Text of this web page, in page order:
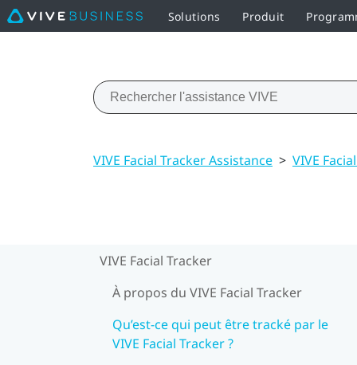
Solutions Produit
VIVE Facial Tracker Assistance > VIVE
VIVE Facial Tracker
À propos du VIVE Facial Tracker
Qu’est-ce qui peut être tracké par le
VIVE Facial Tracker ?